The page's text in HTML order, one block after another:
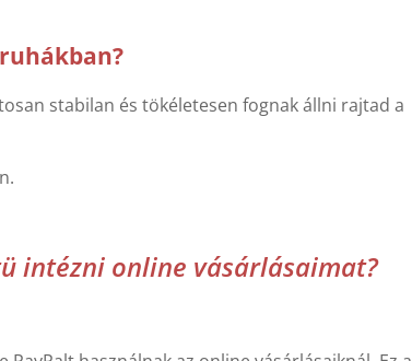
stabilan és tökéletesen fognak állni rajtad a
intézni online vásárlásaimat?